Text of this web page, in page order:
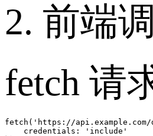
2. 前端
fetch 请
fetch('https://
    credentials: 'include'